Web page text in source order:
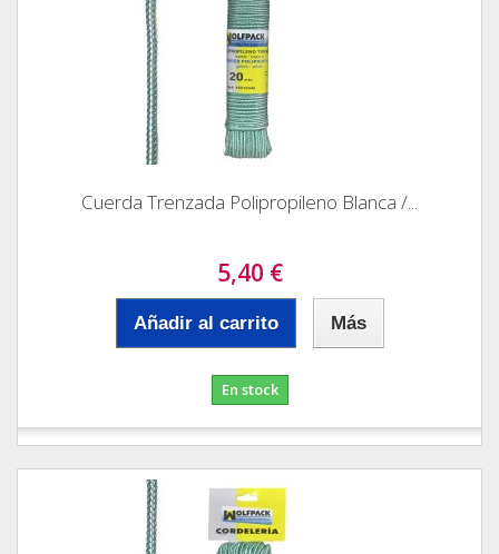
Cuerda Trenzada Polipropileno Blanca /...
5,40 €
Añadir al carrito Más
En stock